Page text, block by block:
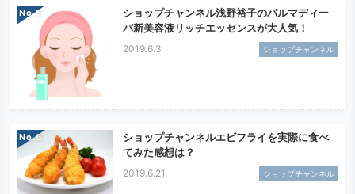
No.
ショップチャンネル浅野裕子のパルマディー
バ新美容液リッチエッセンスが大人気！
2019.6.3 ショップチャンネル
No.
ショップチャンネルエビフライを実際に食べ
てみた感想は？
2019.6.21 ショップチャンネル